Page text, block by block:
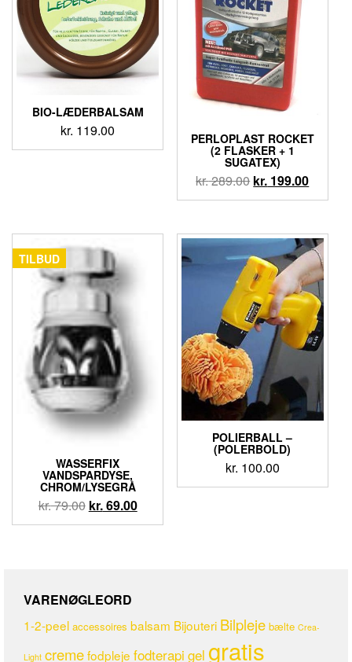
BIO-LÆDERBALSAM
kr. 119.00 PERLOPLAST ROCKET
(2 FLASKER + 1
SUGATEX)
kr.289.00 kr. 199.00
TILBUD
WASSERFIX
VANDSPARDYSE,
CHROM/LYSEGRÅ
kr.79.00 kr.69.00
POLIERBALL –
(POLERBOLD)
kr. 100.00
VARENØGLEORD
1-2-peel accessoires balsam Bijouteri Bilpleje bælte Crea-
Light cremefodpleje fodterapi gel gratis